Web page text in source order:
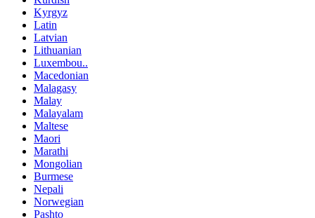
Kyrgyz
Latin
Latvian
Lithuanian
Luxembou..
Macedonian
Malagasy
Malay
Malayalam
Maltese
Maori
Marathi
Mongolian
Burmese
Nepali
Norwegian
Pashto